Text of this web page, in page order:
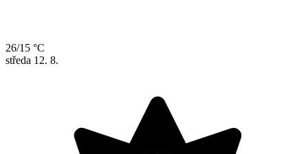
26/15 °C
středa 12. 8.